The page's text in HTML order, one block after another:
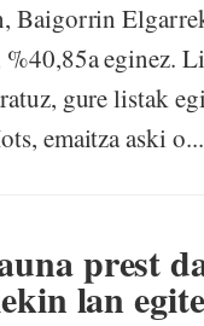
Baigorrin
eginez.
gure listak
emaitza aski o...
prest
lan